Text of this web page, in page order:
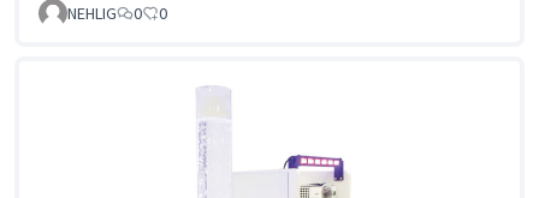
NEHLIG
0 0